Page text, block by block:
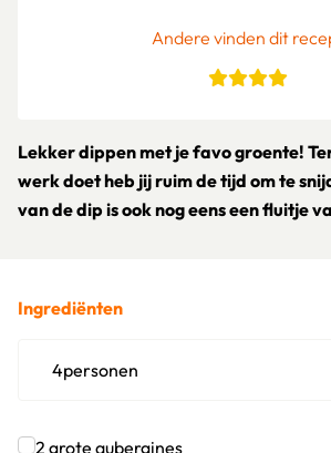
Andere vinden dit
Lekker dippen met je favo groente!
werk doet heb jij ruim de tijd om te
van de dip is ook nog eens een fluitje
Ingrediënten
4personen
2 grote aubergines